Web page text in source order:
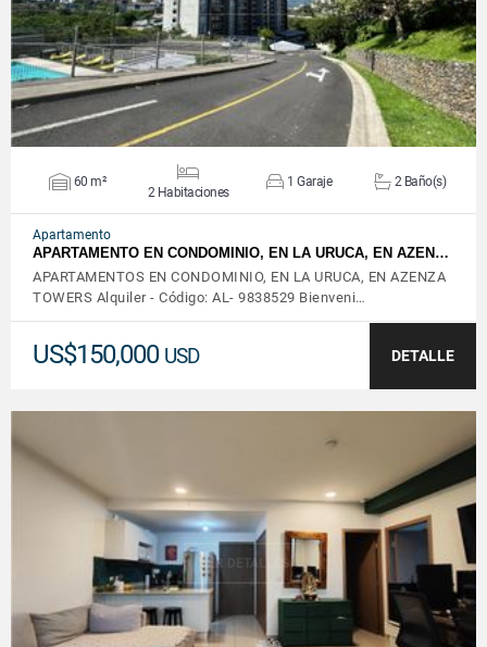
60 m²
2 Habitaciones
1 Garaje 2 Baño(s)
Apartamento
APARTAMENTO EN CONDOMINIO, EN LA URUCA, EN AZEN…
APARTAMENTOS EN CONDOMINIO, EN LA URUCA, EN AZENZA
TOWERS Alquiler - Código: AL- 9838529 Bienveni…
US$150,000 USD DETALLE
VER DETALLES